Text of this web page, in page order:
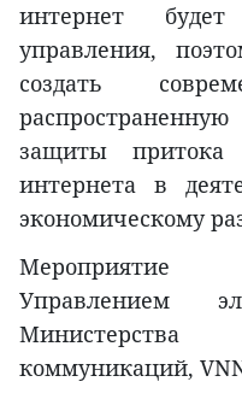
интернет
управления,
создать
защиты
интернета в
экономическому
Мероприятие
Управлением
коммуникаций,